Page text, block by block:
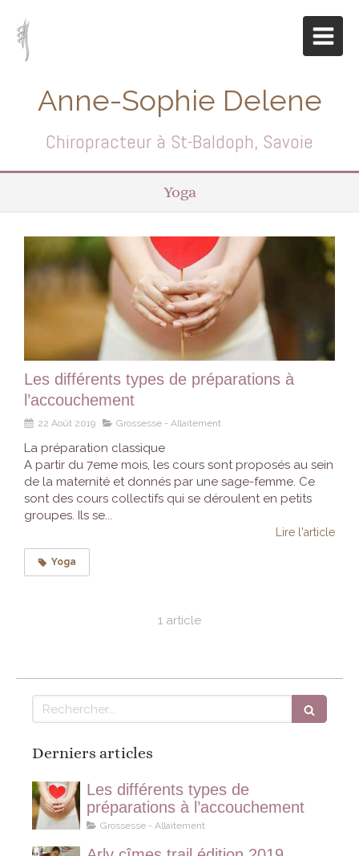
Anne-Sophie Delene
Chiropracteur à St-Baldoph, Savoie
Yoga
Les différents types de préparations à
l’accouchement
22 Août 2019 Grossesse - Allaitement
La préparation classique
A partir du 7eme mois, les cours sont proposés au sein
de la maternité et donnés par une sage-femme. Ce
sont des cours collectifs qui se déroulent en petits
groupes. Ils se...
Lire l'article
Yoga
1 article
Rechercher
Derniers articles
Les différents types de
préparations à l’accouchement
Grossesse - Allaitement